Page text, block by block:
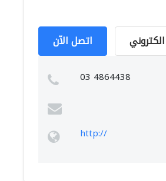
اتصل الآن
03 4864438
http://